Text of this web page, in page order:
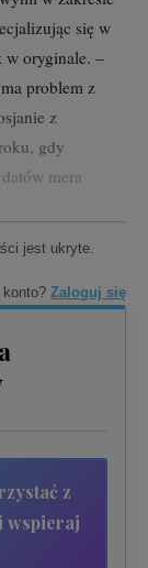
się w
w oryginale. –
problem z
z
gdy
mera
jest ukryte.
Zaloguj się
z
wspieraj